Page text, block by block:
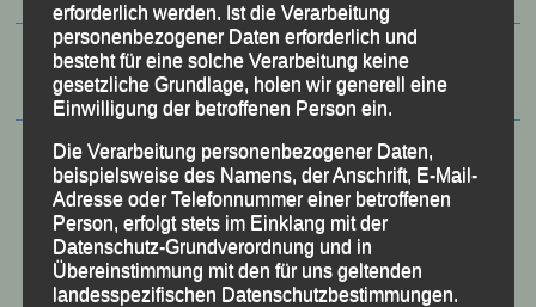
erforderlich werden. Ist die Verarbeitung
personenbezogener Daten erforderlich und
besteht für eine solche Verarbeitung keine
gesetzliche Grundlage, holen wir generell eine
Einwilligung der betroffenen Person ein.
Die Verarbeitung personenbezogener Daten,
beispielsweise des Namens, der Anschrift, E-Mail-
Adresse oder Telefonnummer einer betroffenen
Person, erfolgt stets im Einklang mit der
Datenschutz-Grundverordnung und in
Übereinstimmung mit den für uns geltenden
landesspezifischen Datenschutzbestimmungen.